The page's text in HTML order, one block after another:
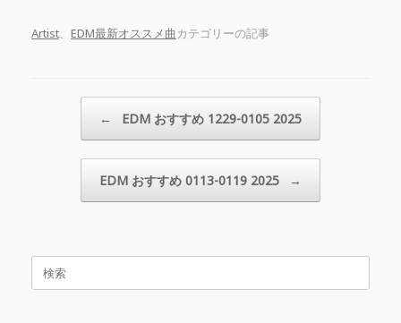
Artist、 EDM最新オススメ曲カテゴリーの記事
← EDM おすすめ 1229-0105 2025
EDM おすすめ 0113-0119 2025 →
検